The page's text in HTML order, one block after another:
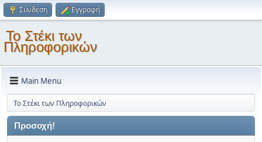
Σύνδεση Εγγραφή
Το Στέκι των
Πληροφορικών
Main Menu
Το Στέκι των Πληροφορικών
Προσοχή!